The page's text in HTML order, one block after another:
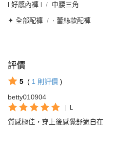
l 好感內褲 l 中腰三角
✦ 全部配褲 ∙ 蕾絲款配褲
評價
5 ( 1 則評價 )
betty010904
L
質感極佳，穿上後感覺舒適自在